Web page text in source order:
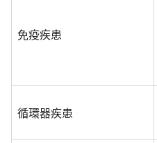
免疫疾患
循環器疾患